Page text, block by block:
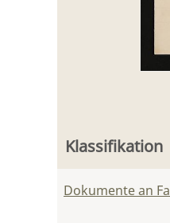
Klassifikation
Dokumente an